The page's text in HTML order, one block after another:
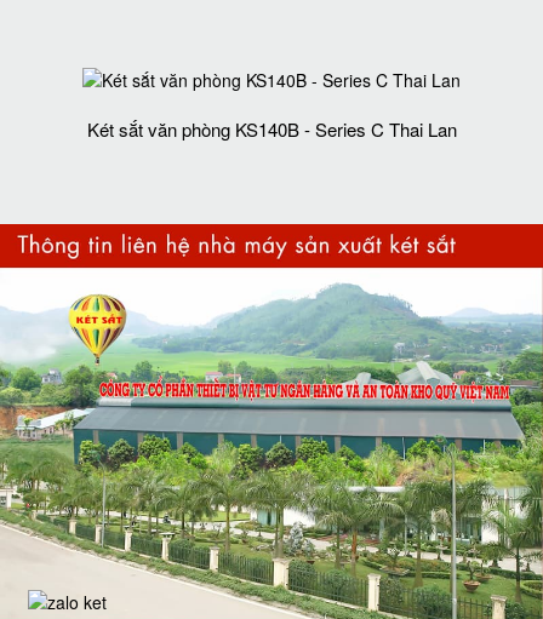
Két sắt văn phòng KS140B - Series C Thai Lan